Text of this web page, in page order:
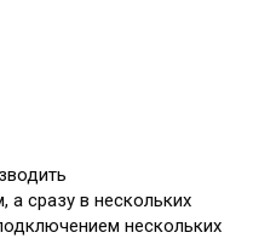
сразу в нескольких
нескольких